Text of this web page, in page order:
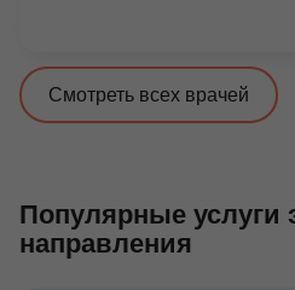
Смотреть всех врачей
Популярные услуги
направления